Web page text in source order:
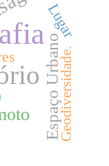
Espaço Urbano
Lugar
Geodiversidade.